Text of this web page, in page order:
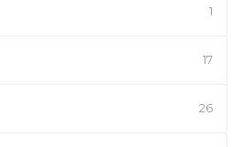
1
17
26